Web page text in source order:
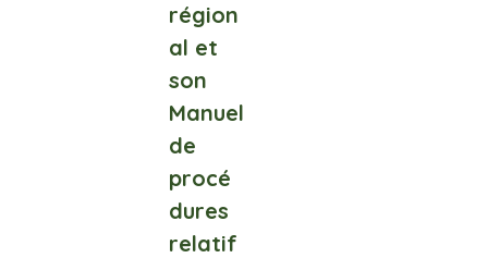
région
al et
son
Manuel
de
procé
dures
relatif